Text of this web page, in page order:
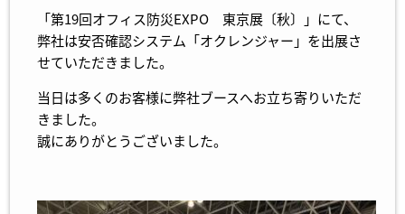
「第19回オフィス防災EXPO 東京展〔秋〕」にて、
弊社は安否確認システム「オクレンジャー」を出展さ
せていただきました。
当日は多くのお客様に弊社ブースへお立ち寄りいただ
きました。
誠にありがとうございました。